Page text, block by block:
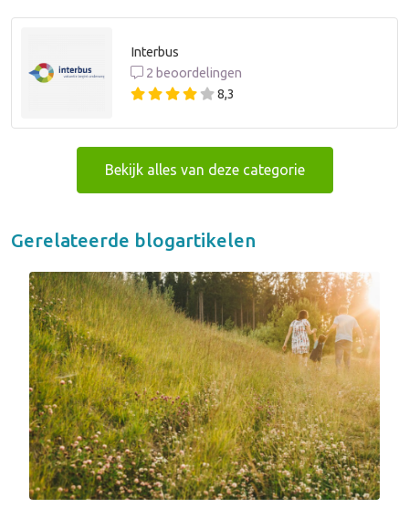
Interbus
2 beoordelingen
8,3
Bekijk alles van deze categorie
Gerelateerde blogartikelen